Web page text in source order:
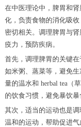
在中医理论中，脾胃和
化，负责食物的消化吸
密切相关。调理脾胃与
疫力，预防疾病。
首先，调理脾胃的关键
如米粥、蒸菜等，避免
量的温水和 herbal tea（
的饮食习惯，避免暴饮暴
其次，适当的运动也是
温和的运动，帮助促进